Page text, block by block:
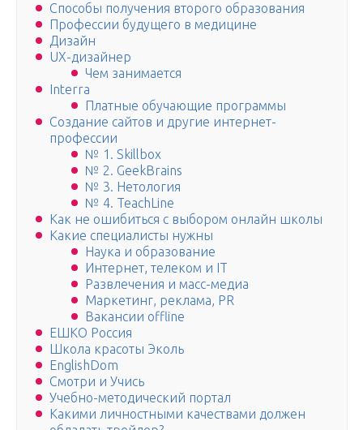
Способы получения второго образования
Профессии будущего в медицине
Дизайн
UX-дизайнер
Чем занимается
Interra
Платные обучающие программы
Создание сайтов и другие интернет-
профессии
№ 1. Skillbox
№ 2. GeekBrains
№ 3. Нетология
№ 4. TeachLine
Как не ошибиться с выбором онлайн школы
Какие специалисты нужны
Наука и образование
Интернет, телеком и IT
Развлечения и масс-медиа
Маркетинг, реклама, PR
Вакансии offline
ЕШКО Россия
Школа красоты Эколь
EnglishDom
Смотри и Учись
Учебно-методический портал
Какими личностными качествами должен